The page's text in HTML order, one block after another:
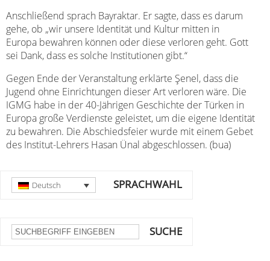
Anschließend sprach Bayraktar. Er sagte, dass es darum
gehe, ob „wir unsere Identität und Kultur mitten in
Europa bewahren können oder diese verloren geht. Gott
sei Dank, dass es solche Institutionen gibt.“
Gegen Ende der Veranstaltung erklärte Şenel, dass die
Jugend ohne Einrichtungen dieser Art verloren wäre. Die
IGMG habe in der 40-Jährigen Geschichte der Türken in
Europa große Verdienste geleistet, um die eigene Identität
zu bewahren. Die Abschiedsfeier wurde mit einem Gebet
des Institut-Lehrers Hasan Ünal abgeschlossen. (bua)
SPRACHWAHL
Deutsch
SUCHE